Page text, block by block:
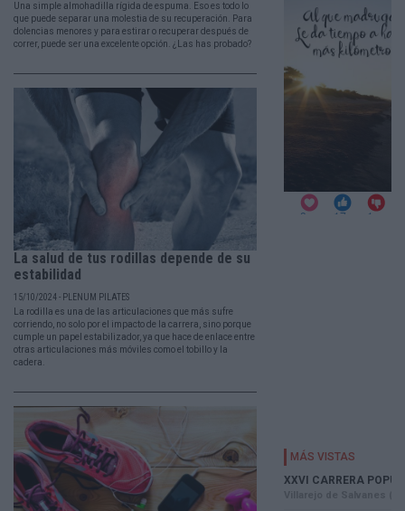
Una simple almohadilla rígida de espuma. Eso es todo lo
que puede separar una molestia de su recuperación. Para
dolencias menores y para estirar o recuperar después de
correr, puede ser una excelente opción. ¿Las has probado?
La salud de tus rodillas depende de su
estabilidad
15/10/2024 - PLENUM PILATES
La rodilla es una de las articulaciones que más sufre
corriendo, no solo por el impacto de la carrera, sino porque
cumple un papel estabilizador, ya que hace de enlace entre
otras articulaciones más móviles como el tobillo y la
cadera.